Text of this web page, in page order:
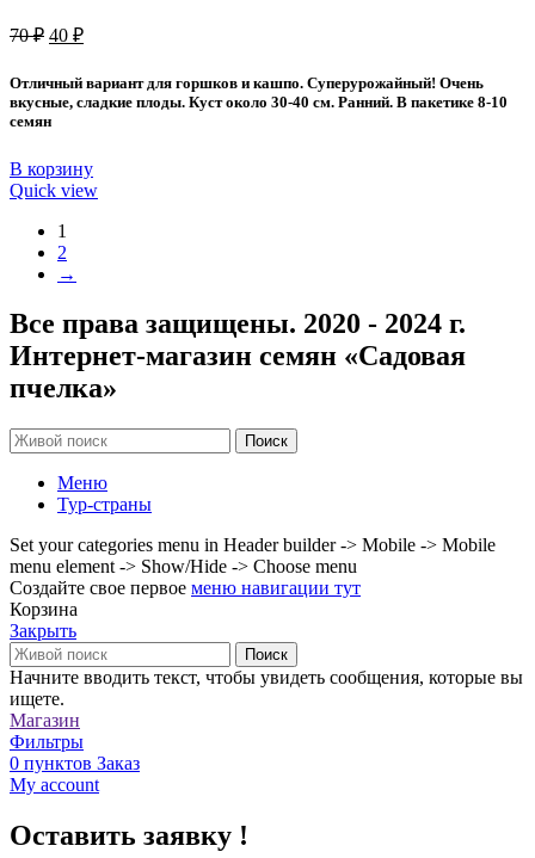
70₽ Первоначальная
составляла
70 ₽.
40 ₽Текущая
40 ₽.
Отличный вариант для горшков и кашпо. Суперурожайный! Очень
вкусные, сладкие плоды. Куст около 30-40 см. Ранний. В пакетике 8-10
семян
В корзину
Quick view
1
2
→
Все права защищены. 2020 - 2024 г.
Интернет-магазин семян «Садовая
пчелка»
Поиск
Меню
Тур-страны
Set your categories menu in Header builder -> Mobile -> Mobile
menu element -> Show/Hide -> Choose menu
Создайте свое первое меню навигации тут
Корзина
Закрыть
Поиск
Начните вводить текст, чтобы увидеть сообщения, которые вы
ищете.
Магазин
Фильтры
0 пунктов Заказ
My account
Оставить заявку !